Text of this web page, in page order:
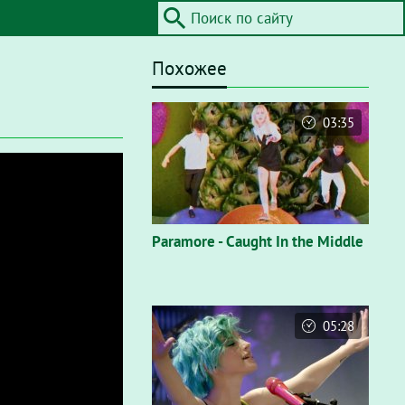
Похожее
Paramore - Caught In the Middle
03:35
05:28